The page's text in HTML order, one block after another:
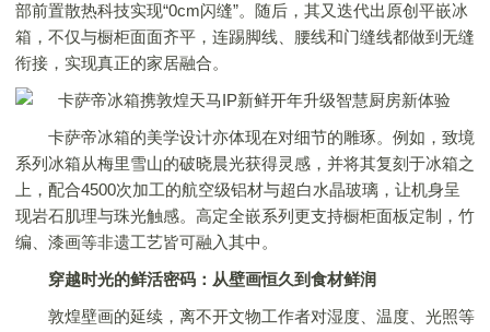
部前置散热科技实现“0cm闪缝”。随后，其又迭代出原创平嵌冰
箱，不仅与橱柜面面齐平，连踢脚线、腰线和门缝线都做到无缝
衔接，实现真正的家居融合。
卡萨帝冰箱的美学设计亦体现在对细节的雕琢。例如，致境
系列冰箱从梅里雪山的破晓晨光获得灵感，并将其复刻于冰箱之
上，配合4500次加工的航空级铝材与超白水晶玻璃，让机身呈
现岩石肌理与珠光触感。高定全嵌系列更支持橱柜面板定制，竹
编、漆画等非遗工艺皆可融入其中。
穿越时光的鲜活密码：从壁画恒久到食材鲜润
敦煌壁画的延续，离不开文物工作者对湿度、温度、光照等